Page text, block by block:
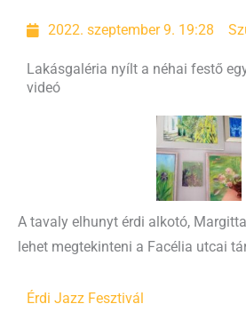
2022. szeptember 9. 19:28
Lakásgaléria nyílt a néhai festő
videó
A tavaly elhunyt érdi alkotó,
lehet megtekinteni a Facélia utcai
Érdi Jazz Fesztivál